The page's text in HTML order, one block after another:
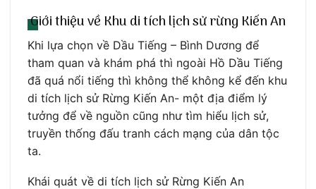
Giới thiệu về Khu di tích lịch sử rừng Kiến An
Khi lựa chọn về Dầu Tiếng – Bình Dương để
tham quan và khám phá thì ngoài Hồ Dầu Tiếng
đã quá nổi tiếng thì không thể không kể đến khu
di tích lịch sử Rừng Kiến An- một địa điểm lý
tưởng để về nguồn cũng như tìm hiểu lịch sử,
truyền thống đấu tranh cách mạng của dân tộc
ta.
Khái quát về di tích lịch sử Rừng Kiến An